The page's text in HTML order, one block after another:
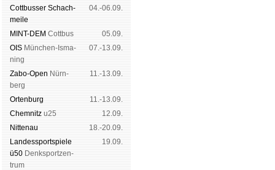
Cott­busser Schach­
meile
04.-06.09.
MINT-DEM Cott­bus
05.09.
OIS Mün­chen-Is­ma­
ning
07.-13.09.
Zabo-Open Nürn­
berg
11.-13.09.
Orten­burg
11.-13.09.
Chem­nitz u25
12.09.
Nitte­nau
18.-20.09.
Landes­sport­spiele
ü50 Denk­sport­zen­
trum
19.09.